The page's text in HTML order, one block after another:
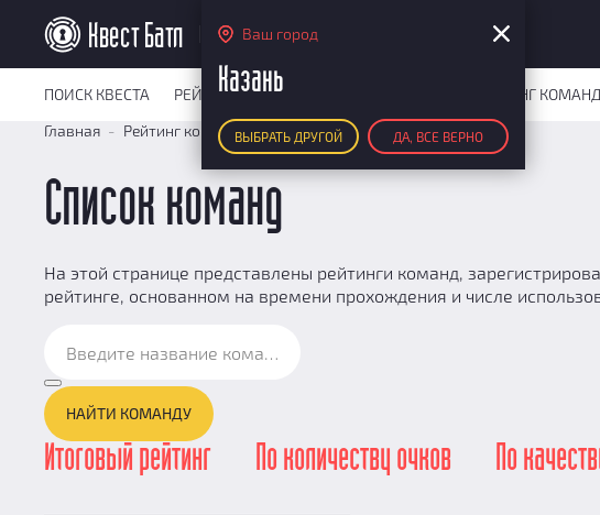
Казань
Ваш город
Казань
ВЫБРАТЬ ДРУГОЙ ДА, ВСЕ ВЕРНО
ПОИСК КВЕСТА РЕЙТИНГ КВЕСТОВ РЕЙТИНГ КОМАНД
Главная
Рейтинг команд Список команд
Список команд
На этой странице представлены рейтинги команд,
рейтинге, основанном на времени прохождения и числе
НАЙТИ КОМАНДУ
Итоговый рейтинг По количеству очков По